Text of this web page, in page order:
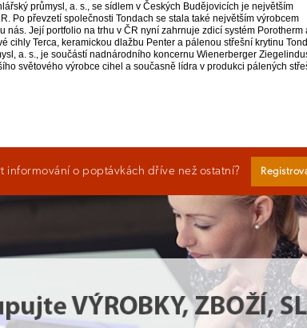
průmysl, a. s., se sídlem v Českých Budějovicích je největším
Po převzetí společnosti Tondach se stala také největším výrobcem
nás. Její portfolio na trhu v ČR nyní zahrnuje zdicí systém Porotherm
cihly Terca, keramickou dlažbu Penter a pálenou střešní krytinu
a. s., je součástí nadnárodního koncernu Wienerberger
světového výrobce cihel a současně lídra v produkci pálených
informování o poptávkách dříve než ostatní?